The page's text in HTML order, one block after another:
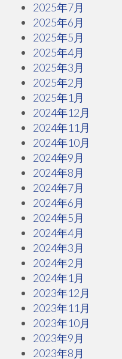
2025年7月
2025年6月
2025年5月
2025年4月
2025年3月
2025年2月
2025年1月
2024年12月
2024年11月
2024年10月
2024年9月
2024年8月
2024年7月
2024年6月
2024年5月
2024年4月
2024年3月
2024年2月
2024年1月
2023年12月
2023年11月
2023年10月
2023年9月
2023年8月